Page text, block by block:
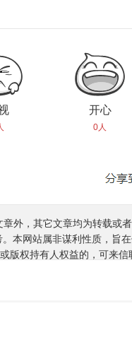
开心
0人
章外，其它文章均为转载
本网站属非谋利性质，旨
版权持有人权益的，可来